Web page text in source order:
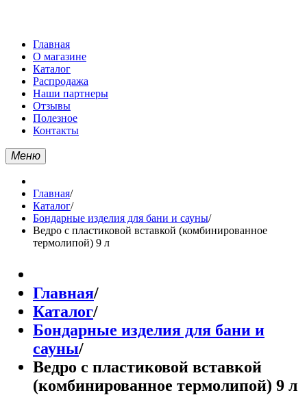
Главная
О магазине
Каталог
Распродажа
Наши партнеры
Отзывы
Полезное
Контакты
Меню
Главная/
Каталог/
Бондарные изделия для бани и сауны/
Ведро с пластиковой вставкой (комбинированное
термолипой) 9 л
Главная/
Каталог/
Бондарные изделия для бани и
сауны/
Ведро с пластиковой вставкой
(комбинированное термолипой) 9 л